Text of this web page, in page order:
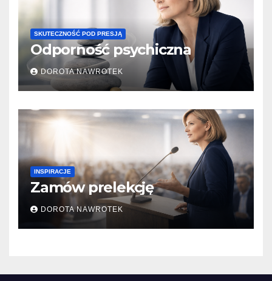
SKUTECZNOŚĆ POD PRESJĄ
Odporność psychiczna
DOROTA NAWROTEK
INSPIRACJE
Zamów prelekcję
DOROTA NAWROTEK